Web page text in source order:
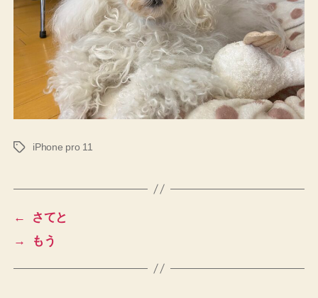
タ
iPhone pro 11
←
さてと
→
もう